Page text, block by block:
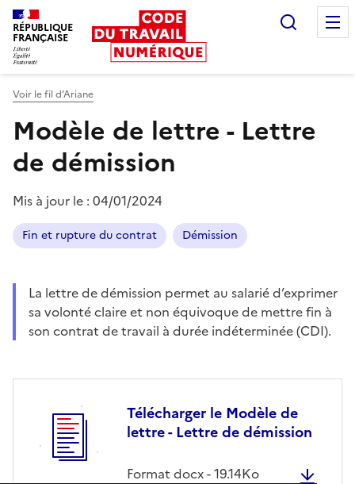
RÉPUBLIQUE
FRANÇAISE
Voir le fil d’Ariane
Modèle de lettre - Lettre
de démission
Mis à jour le : 04/01/2024
Fin et rupture du contrat Démission
La lettre de démission permet au salarié d’exprimer
sa volonté claire et non équivoque de mettre fin à
son contrat de travail à durée indéterminée (CDI).
Télécharger le Modèle de
lettre - Lettre de démission
Format docx-19.14Ko